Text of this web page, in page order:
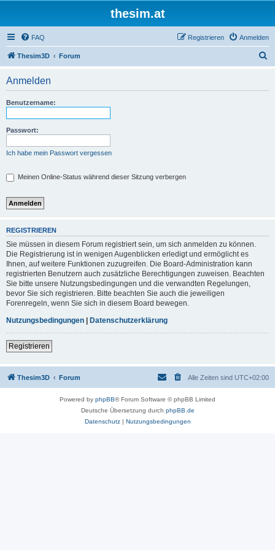
thesim.at
FAQ Anmelden
Registrieren
Thesim3D Forum
Anmelden
Benutzername:
Passwort:
Ich habe mein Passwort vergessen
Meinen Online-Status während dieser Sitzung verbergen
REGISTRIEREN
Sie müssen in diesem Forum registriert sein, um sich anmelden zu können.
Die Registrierung ist in wenigen Augenblicken erledigt und ermöglicht es
Ihnen, auf weitere Funktionen zuzugreifen. Die Board-Administration kann
registrierten Benutzern auch zusätzliche Berechtigungen zuweisen. Beachten
Sie bitte unsere Nutzungsbedingungen und die verwandten Regelungen,
bevor Sie sich registrieren. Bitte beachten Sie auch die jeweiligen
Forenregeln, wenn Sie sich in diesem Board bewegen.
Nutzungsbedingungen
Datenschutzerklärung
Registrieren
Thesim3D Forum Alle Zeiten sind UTC+02:00
Powered by phpBB® Forum Software © phpBB Limited
Deutsche Übersetzung durch phpBB.de
Datenschutz| Nutzungsbedingungen